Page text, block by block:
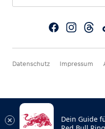
Datenschutz Impressum
Dein Guide